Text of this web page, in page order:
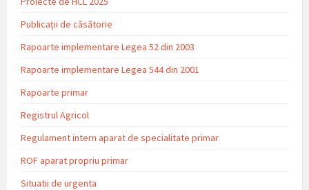
Publicații de căsătorie
Rapoarte implementare Legea 52 din 2003
Rapoarte implementare Legea 544 din 2001
Rapoarte primar
Registrul Agricol
Regulament intern aparat de specialitate primar
ROF aparat propriu primar
Situatii de urgenta